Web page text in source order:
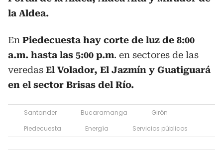
la Aldea.
En Piedecuesta hay corte de luz de 8:00
a.m. hasta las 5:00 p.m. en sectores de las
veredas El Volador, El Jazmín y Guatiguará
en el sector Brisas del Río.
Santander Bucaramanga
Girón
Piedecuesta
Energía Servicios públicos